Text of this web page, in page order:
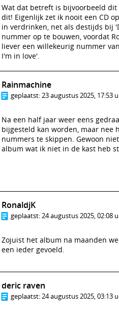
Wat dat betreft is bijvoorbeeld dit
dit! Eigenlijk zet ik nooit een CD
in verdrinken, net als destijds bij
nummer op te bouwen, voordat
liever een willekeurig nummer
I'm in love'.
Rainmachine
geplaatst:23 augustus 2025, 17:53
Na een half jaar weer eens
bijgesteld kan worden, maar nee
nummers te skippen. Gewoon
album wat ik niet in de kast heb
RonaldjK
geplaatst:24 augustus 2025, 02:08
Zojuist het album na maanden
een ieder gevoeld.
deric raven
geplaatst:24 augustus 2025, 03:13